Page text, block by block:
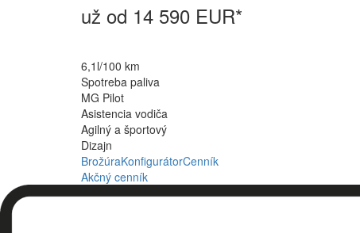
už od 14 590 EUR*
6,1l/100 km
Spotreba paliva
MG Pilot
Asistencia vodiča
Agilný a športový
Dizajn
BrožúraKonfigurátorCenník
Akčný cenník